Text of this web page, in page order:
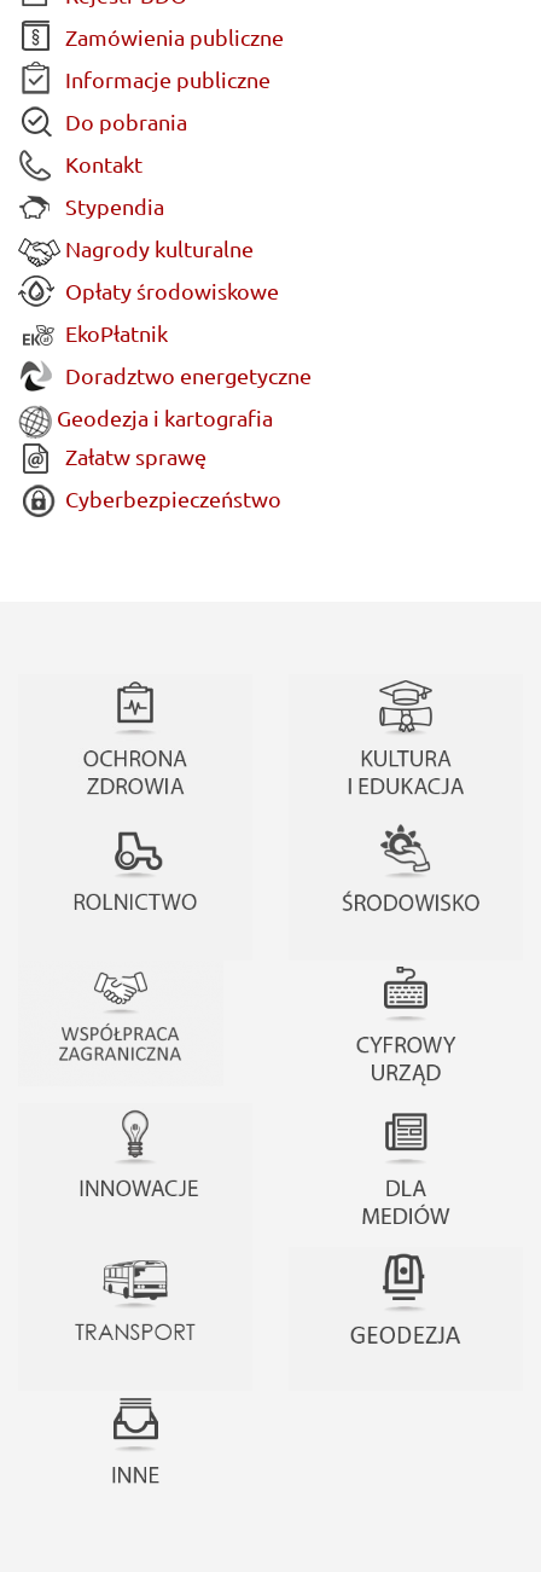
Zamówienia publiczne
Informacje publiczne
Do pobrania
Kontakt
Stypendia
Nagrody kulturalne
Opłaty środowiskowe
EkoPłatnik
Doradztwo energetyczne
Geodezja i kartografia
Załatw sprawę
Cyberbezpieczeństwo